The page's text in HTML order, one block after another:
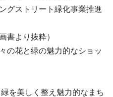
グストリート緑化事業推進
書より抜粋）
の花と緑の魅力的なショッ
を美しく整え魅力的なまち